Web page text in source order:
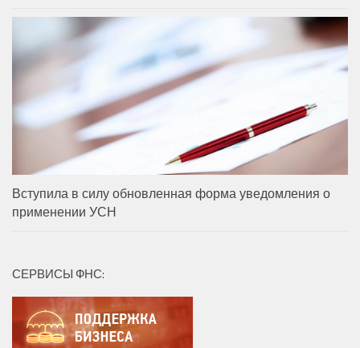
Вступила в силу обновленная форма уведомления о
применении УСН
СЕРВИСЫ ФНС: